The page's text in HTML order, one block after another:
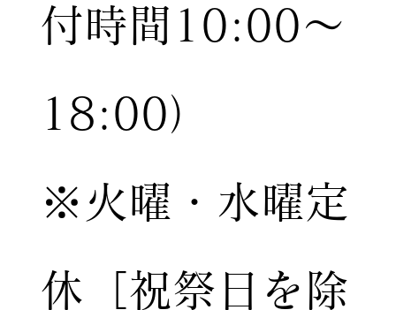
付時間10:00〜
18:00）
※火曜・水曜定
休［祝祭日を除